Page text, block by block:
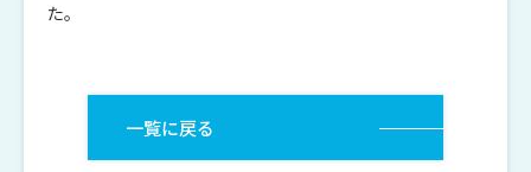
た。
一覧に戻る